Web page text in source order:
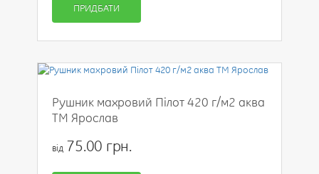
ПРИДБАТИ
Рушник махровий Пілот 420 г/м2 аква
ТМ Ярослав
від 75.00 грн.